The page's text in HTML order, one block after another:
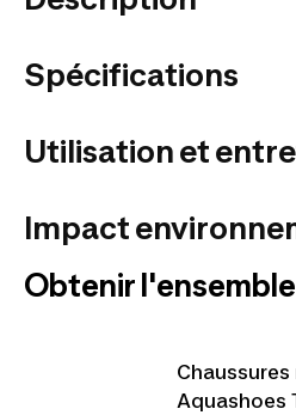
Spécifications
Utilisation et
Impact
Obtenir l'ensemble
Aquashoes